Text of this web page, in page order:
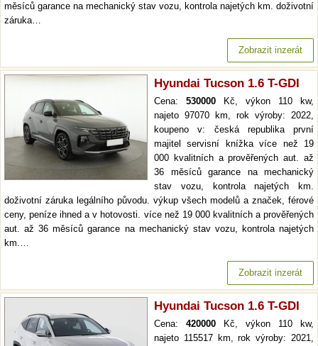
měsíců garance na mechanický stav vozu, kontrola najetých km. doživotní
záruka…
Zobrazit inzerát
Hyundai Tucson 1.6 T-GDI
Cena: 530000 Kč, výkon 110 kw,
najeto 97070 km, rok výroby: 2022,
koupeno v: česká republika první
majitel servisní knížka více než 19
000 kvalitních a prověřených aut. až
36 měsíců garance na mechanický
stav vozu, kontrola najetých km.
doživotní záruka legálního původu. výkup všech modelů a značek, férové
ceny, peníze ihned a v hotovosti. více než 19 000 kvalitních a prověřených
aut. až 36 měsíců garance na mechanický stav vozu, kontrola najetých
km.…
Zobrazit inzerát
Hyundai Tucson 1.6 T-GDI
Cena: 420000 Kč, výkon 110 kw,
najeto 115517 km, rok výroby: 2021,